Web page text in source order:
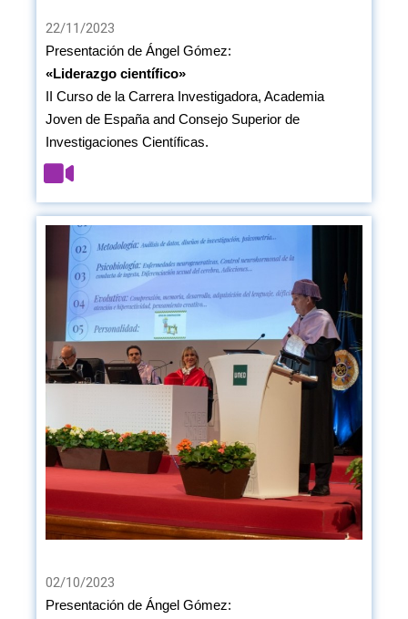
22/11/2023
Presentación de Ángel Gómez:
«Liderazgo científico»
II Curso de la Carrera Investigadora, Academia
Joven de España and Consejo Superior de
Investigaciones Científicas.
02/10/2023
Presentación de Ángel Gómez: